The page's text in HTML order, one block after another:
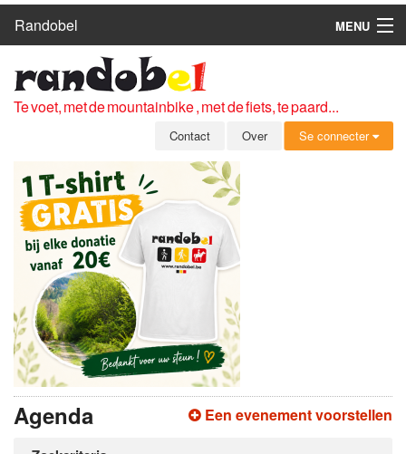
Randobel
MENU
ROUTES
CLUBS
OVER
LEDEN
ZICH AANMELDEN
GRATIS REGISTRATIE
WACHTWOORD VERGETEN
Te voet, met de mountainbike , met de fiets, te paard...
Contact Over Se connecter
Een evenement voorstellen
Agenda